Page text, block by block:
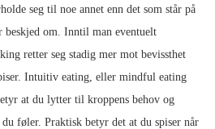
seg til noe annet enn det som står på
beskjed om. Inntil man eventuelt
retter seg stadig mer mot bevissthet
Intuitiv eating, eller mindful eating
at du lytter til kroppens behov og
føler. Praktisk betyr det at du spiser når